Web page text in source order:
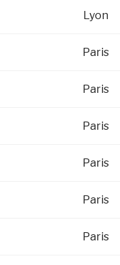
Lyon
Paris
Paris
Paris
Paris
Paris
Paris